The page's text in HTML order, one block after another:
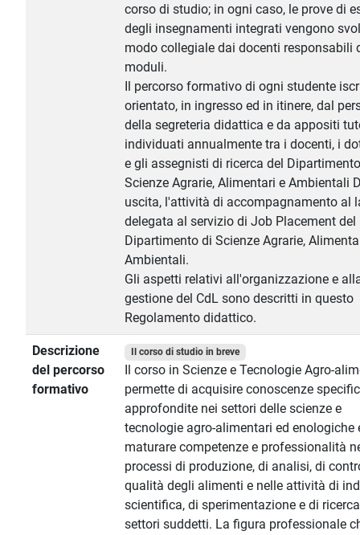
corso di studio; in ogni caso, le prove di
degli insegnamenti integrati vengono
modo collegiale dai docenti responsabili
moduli.
Il percorso formativo di ogni studente
orientato, in ingresso ed in itinere, dal
della segreteria didattica e da appositi
individuati annualmente tra i docenti, i
e gli assegnisti di ricerca del
Scienze Agrarie, Alimentari e Ambientali
uscita, l'attività di accompagnamento al
delegata al servizio di Job Placement del
Dipartimento di Scienze Agrarie,
Ambientali.
Gli aspetti relativi all'organizzazione e
gestione del CdL sono descritti in questo
Regolamento didattico.
Descrizione
del percorso
formativo
Il corso di studio in breve
Il corso in Scienze e Tecnologie Agro-
permette di acquisire conoscenze
approfondite nei settori delle scienze e
tecnologie agro-alimentari ed enologiche
maturare competenze e professionalità
processi di produzione, di analisi, di
qualità degli alimenti e nelle attività di
scientifica, di sperimentazione e di
settori suddetti. La figura professionale